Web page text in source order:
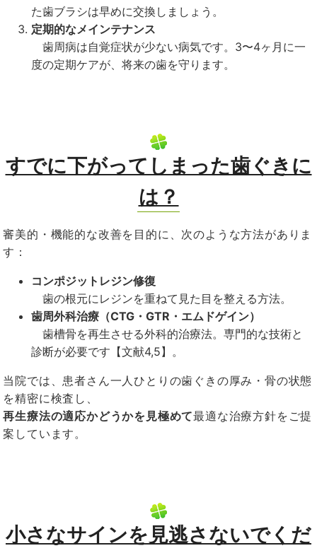
た歯ブラシは早めに交換しましょう。
定期的なメインテナンス
歯周病は自覚症状が少ない病気です。 3〜4ヶ月に一
度の定期ケアが、将来の歯を守ります。
すでに下がってしまった歯ぐきに
は？
審美的・機能的な改善を目的に、次のような方法がありま
す：
コンポジットレジン修復
歯の根元にレジンを重ねて見た目を整える方法。
歯周外科治療（CTG ・GTR ・エムドゲイン）
歯槽骨を再生させる外科的治療法。専門的な技術と
診断が必要です【文献4,5】。
当院では、患者さん一人ひとりの歯ぐきの厚み・骨の状態
を精密に検査し、
再生療法の適応かどうかを見極めて最適な治療方針をご提
案しています。
小さなサインを見逃さないでくだ